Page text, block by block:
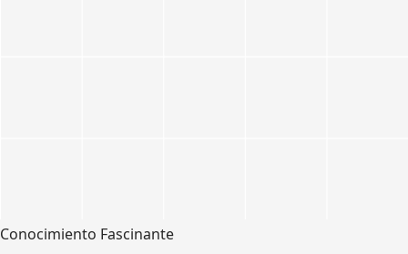
Conocimiento Fascinante